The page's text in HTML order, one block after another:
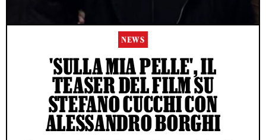
NEWS
'SULLA MIA PELLE', IL
TEASER DEL FILM SU
STEFANO CUCCHI CON
ALESSANDRO BORGHI